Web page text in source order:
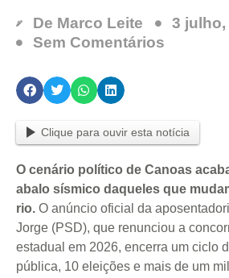
De Marco Leite
3 julho,
Sem Comentários
Clique para ouvir esta notícia
O cenário político de Canoas
abalo sísmico daqueles que
rio. O anúncio oficial da
Jorge (PSD), que renunciou a
estadual em 2026, encerra um ciclo
pública, 10 eleições e mais de um